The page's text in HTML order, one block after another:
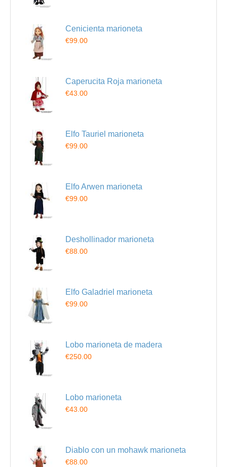
Cenicienta marioneta
€99.00
Caperucita Roja marioneta
€43.00
Elfo Tauriel marioneta
€99.00
Elfo Arwen marioneta
€99.00
Deshollinador marioneta
€88.00
Elfo Galadriel marioneta
€99.00
Lobo marioneta de madera
€250.00
Lobo marioneta
€43.00
Diablo con un mohawk marioneta
€88.00